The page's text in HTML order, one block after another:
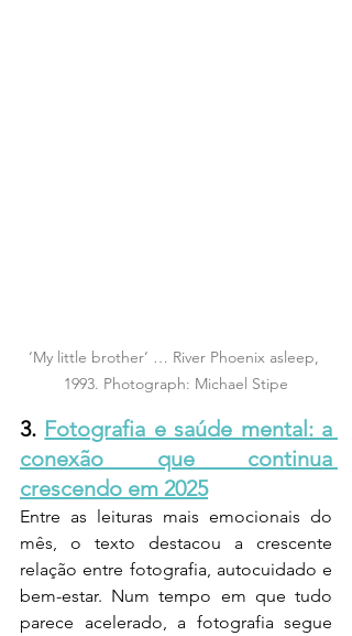
‘My little brother’ … River Phoenix asleep,
1993. Photograph: Michael Stipe
3. Fotografia e saúde mental: a
conexão que continua
crescendo em 2025
Entre as leituras mais emocionais do
mês, o texto destacou a crescente
relação entre fotografia, autocuidado e
bem-estar. Num tempo em que tudo
parece acelerado, a fotografia segue